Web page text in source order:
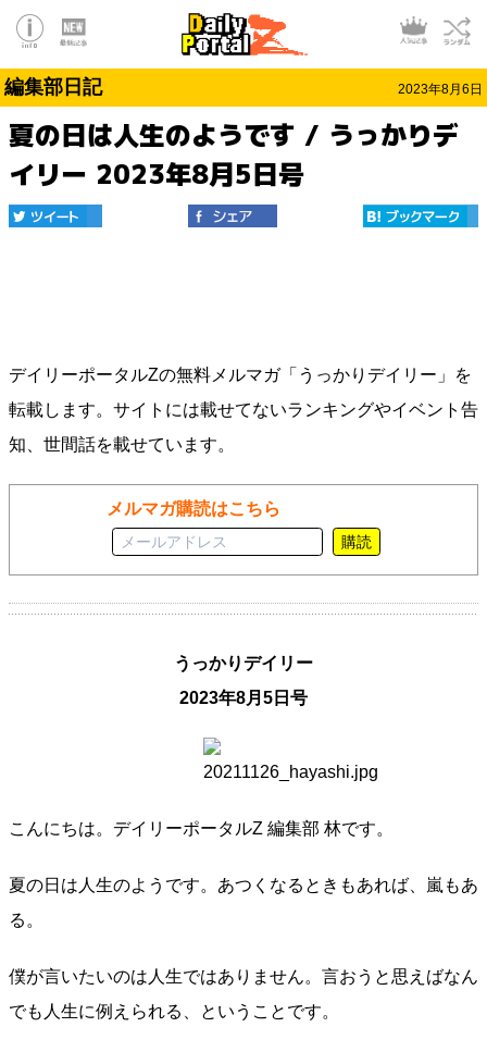
編集部日記 2023年8月6日
夏の日は人生のようです / うっかりデ
イリー 2023年8月5日号
デイリーポータルZの無料メルマガ「うっかりデイリー」を
転載します。サイトには載せてないランキングやイベント告
知、世間話を載せています。
メルマガ購読はこちら
購読
うっかりデイリー
2023年8月5日号
こんにちは。デイリーポータルZ 編集部 林です。
夏の日は人生のようです。あつくなるときもあれば、嵐もあ
る。
僕が言いたいのは人生ではありません。言おうと思えばなん
でも人生に例えられる、ということです。